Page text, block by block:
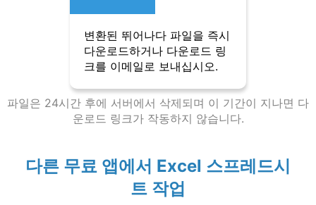
변환된 뛰어나다 파일을 즉시
다운로드하거나 다운로드 링
크를 이메일로 보내십시오.
파일은 24시간 후에 서버에서 삭제되며 이 기간이 지나면 다
운로드 링크가 작동하지 않습니다.
다른 무료 앱에서 Excel 스프레드시
트 작업